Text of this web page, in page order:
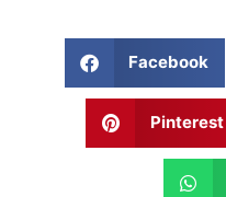
Facebook
Pinterest